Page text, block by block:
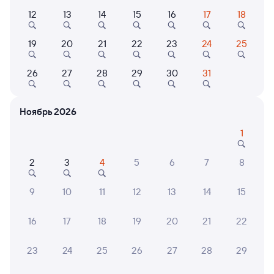
Самый быстрый Фирменный
070Я Проходящий 8,9
из Москвы Ярославской
03:01 05:03
2 ч 2 м в пути
Маршрут
Плацкарт
от 1 ⁠815 ⁠₽
Купе
3 ⁠490 ⁠₽
058И Проходящий 7,3
12 13 14 15 16 17 18
19 20 21 22 23 24 25
26 27 28 29 30 31
Ноябрь 2026
1
2 3 4 5 6 7 8
9 10 11 12 13 14 15
16 17 18 19 20 21 22
23 24 25 26 27 28 29